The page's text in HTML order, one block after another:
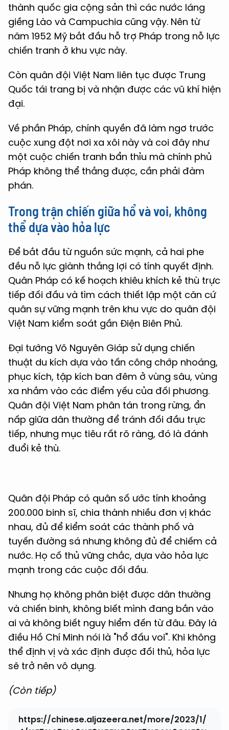
thành quốc gia cộng sản thì các nước láng
giềng Lào và Campuchia cũng vậy. Nên từ
năm 1952 Mỹ bắt đầu hỗ trợ Pháp trong nỗ lực
chiến tranh ở khu vực này.
Còn quân đội Việt Nam liên tục được Trung
Quốc tái trang bị và nhận được các vũ khí hiện
đại.
Về phần Pháp, chính quyền đã làm ngơ trước
cuộc xung đột nơi xa xôi này và coi đây như
một cuộc chiến tranh bẩn thỉu mà chính phủ
Pháp không thể thắng được, cần phải đàm
phán.
Trong trận chiến giữa hổ và voi, không
thể dựa vào hỏa lực
Để bắt đầu từ nguồn sức mạnh, cả hai phe
đều nỗ lực giành thắng lợi có tính quyết định.
Quân Pháp có kế hoạch khiêu khích kẻ thù trực
tiếp đối đầu và tìm cách thiết lập một căn cứ
quân sự vững mạnh trên khu vực do quân đội
Việt Nam kiểm soát gần Điện Biên Phủ.
Đại tướng Võ Nguyên Giáp sử dụng chiến
thuật du kích dựa vào tấn công chớp nhoáng,
phục kích, tập kích ban đêm ở vùng sâu, vùng
xa nhắm vào các điểm yếu của đối phương.
Quân đội Việt Nam phân tán trong rừng, ẩn
nấp giữa dân thường để tránh đối đầu trực
tiếp, nhưng mục tiêu rất rõ ràng, đó là đánh
đuổi kẻ thù.
Quân đội Pháp có quân số ước tính khoảng
200.000 binh sĩ, chia thành nhiều đơn vị khác
nhau, đủ để kiểm soát các thành phố và
tuyến đường sá nhưng không đủ để chiếm cả
nước. Họ cố thủ vững chắc, dựa vào hỏa lực
mạnh trong các cuộc đối đầu.
Nhưng họ không phân biệt được dân thường
và chiến binh, không biết mình đang bắn vào
ai và không biết nguy hiểm đến từ đâu. Đây là
điều Hồ Chí Minh nói là "hổ đấu voi". Khi không
thể định vị và xác định được đối thủ, hỏa lực
sẽ trở nên vô dụng.
(Còn tiếp)
https://chinese.aljazeera.net/more/2023/1/